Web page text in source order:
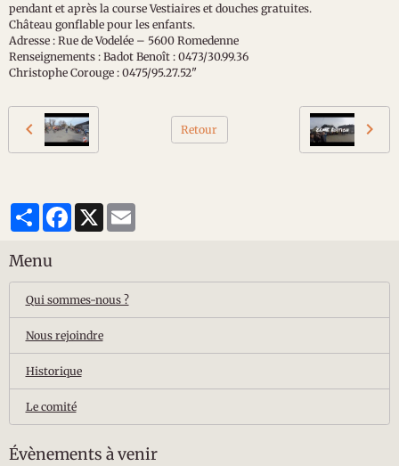
pendant et après la course Vestiaires et douches gratuites.
Château gonflable pour les enfants.
Adresse : Rue de Vodelée – 5600 Romedenne
Renseignements : Badot Benoît : 0473/30.99.36
Christophe Corouge : 0475/95.27.52"
Retour
PartagerFacebook
X
Menu
Qui sommes-nous ?
Nous rejoindre
Historique
Le comité
Évènements à venir